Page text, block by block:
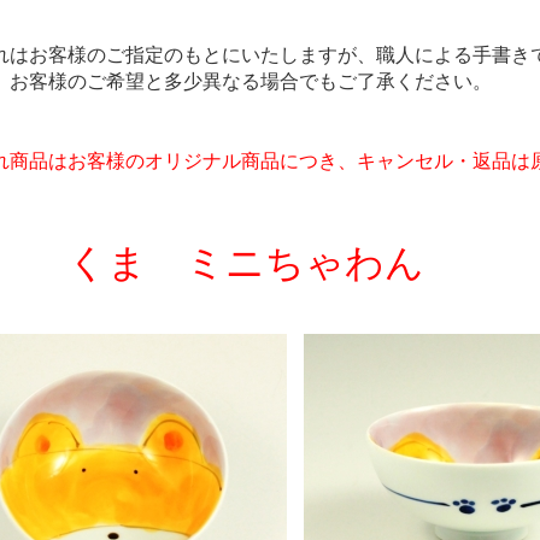
お客様のご指定のもとにいたしますが、職人による手書き
お客様のご希望と多少異なる場合でもご了承ください。
品はお客様のオリジナル商品につき、キャンセル・返品は
くま ミニちゃわん